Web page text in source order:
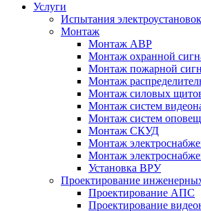
Услуги
Испытания электроустановок
Монтаж
Монтаж АВР
Монтаж охранной
Монтаж пожарной
Монтаж
Монтаж силовых
Монтаж систем
Монтаж систем
Монтаж СКУД
Монтаж
Монтаж
Установка ВРУ
Проектирование
Проектирование АПС
Проектирование